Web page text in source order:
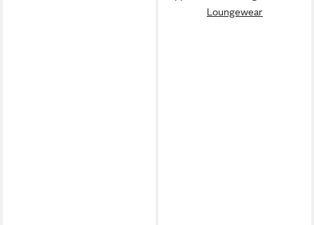
Loungewear